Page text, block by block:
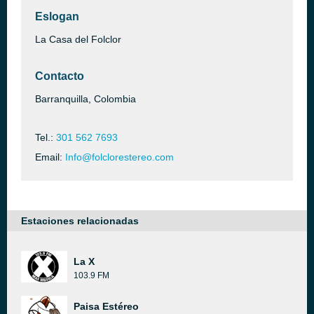
Eslogan
La Casa del Folclor
Contacto
Barranquilla, Colombia
Tel.: 301 562 7693
Email: Info@folclorestereo.com
Estaciones relacionadas
La X
103.9 FM
Paisa Estéreo